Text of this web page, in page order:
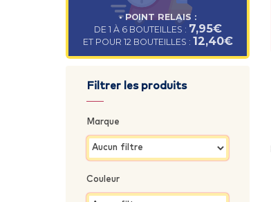
• POINT RELAIS :
DE 1 À 6 BOUTEILLES : 7,95€
ET POUR 12 BOUTEILLES : 12,40€
Filtrer les produits
Marque
Couleur